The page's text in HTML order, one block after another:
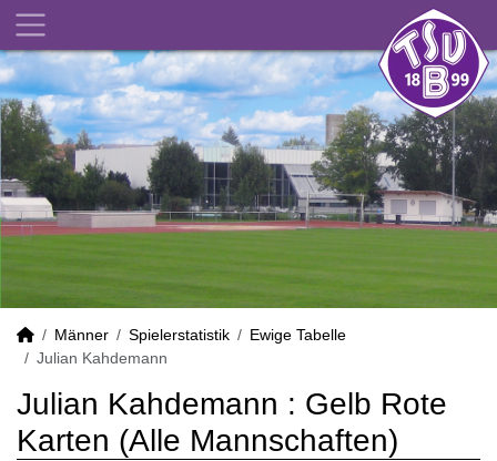
Männer Spielerstatistik
Ewige Tabelle
Julian Kahdemann
Julian Kahdemann : Gelb Rote
Karten (Alle Mannschaften)